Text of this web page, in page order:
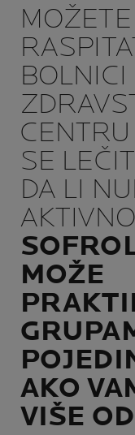
BOLNICI
SE
DA LI
MOŽE
AKO
VIŠE